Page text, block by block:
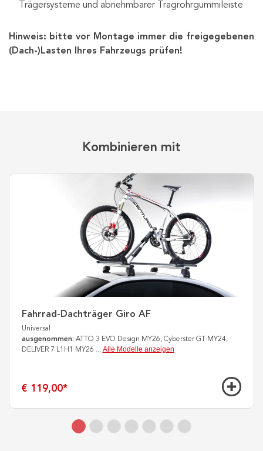
Trägersysteme und abnehmbarer Tragrohrgummileiste
Hinweis: bitte vor Montage immer die freigegebenen
(Dach-)Lasten Ihres Fahrzeugs prüfen!
Kombinieren mit
Fahrrad-Dachträger Giro AF
Universal
ausgenommen: ATTO 3 EVO Design MY26, Cyberster GT MY24,
DELIVER 7 L1H1 MY26 ... Alle Modelle anzeigen
€ 119,00*